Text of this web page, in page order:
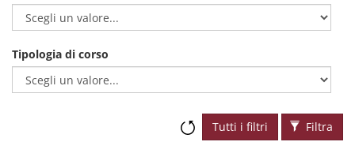
Tipologia di corso
Tutti i filtri Filtra